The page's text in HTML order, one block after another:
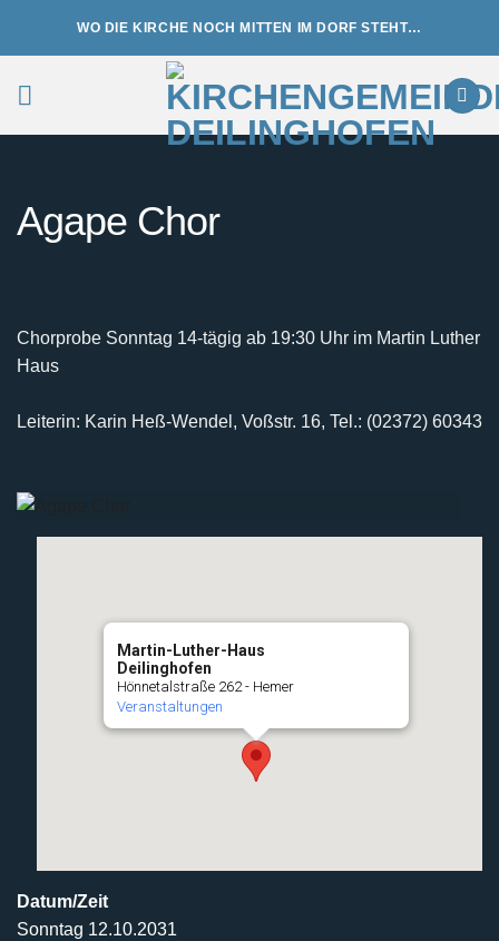
WO DIE KIRCHE NOCH MITTEN IM DORF STEHT…
Agape Chor
Chorprobe Sonntag 14-tägig ab 19:30 Uhr im Martin Luther
Haus
Leiterin: Karin Heß-Wendel, Voßstr. 16, Tel.: (02372) 60343
Martin-Luther-Haus
Deilinghofen
Hönnetalstraße 262 - Hemer
Veranstaltungen
Datum/Zeit
Sonntag 12.10.2031